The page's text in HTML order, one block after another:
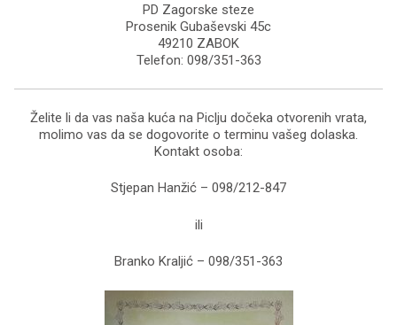
PD Zagorske steze
Prosenik Gubaševski 45c
49210 ZABOK
Telefon: 098/351-363
Želite li da vas naša kuća na Piclju dočeka otvorenih vrata,
molimo vas da se dogovorite o terminu vašeg dolaska.
Kontakt osoba:
Stjepan Hanžić – 098/212-847
ili
Branko Kraljić – 098/351-363